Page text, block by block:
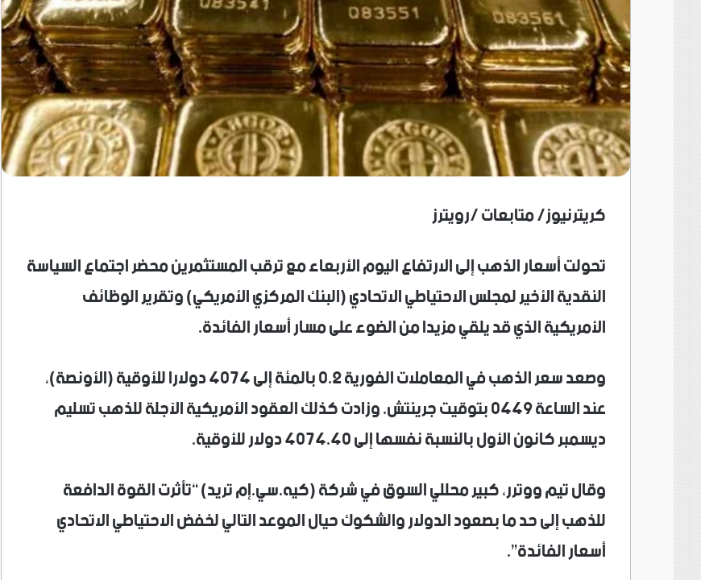
كريترنيوز/ متابعات /رويترز
تحولت أسعار الذهب إلى الارتفاع اليوم الأربعاء مع ترقب المستثمرين محضر اجتماع السياسة
النقدية الأخير لمجلس الاحتياطي الاتحادي (البنك المركزي الأمريكي) وتقرير الوظائف
الأمريكية الذي قد يلقي مزيدا من الضوء على مسار أسعار الفائدة.
وصعد سعر الذهب في المعاملات الفورية 0.2 بالمئة إلى 4074 دولارا للأوقية (الأونصة)،
عند الساعة 0449 بتوقيت جرينتش. وزادت كذلك العقود الأمريكية الآجلة للذهب تسليم
ديسمبر كانون الأول بالنسبة نفسها إلى 4074.40 دولار للأوقية.
وقال تيم ووترر، كبير محللي السوق في شركة (كيه.سي.إم تريد) “تأثرت القوة الدافعة
للذهب إلى حد ما بصعود الدولار والشكوك حيال الموعد التالي لخفض الاحتياطي الاتحادي
أسعار الفائدة”.